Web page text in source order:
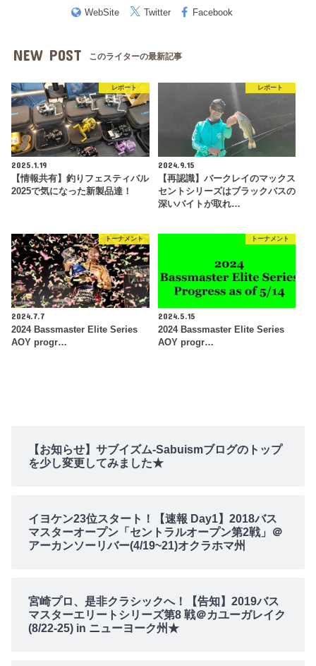
WebSite Twitter Facebook
NEW POST このライターの最新記事
レポート
2025.1.19
【情報共有】釣りフェスティバル
2025で気になった新製品達！
レポート
2024.9.15
【再認識】バークレイのマックス
セントシリーズはブラックバスの
深いバイトが取れ…
トーナメント
2024.7.7
2024 Bassmaster Elite Series
AOY progr…
トーナメント
2024.5.15
2024 Bassmaster Elite Series
AOY progr…
【お知らせ】サブイズム-Sabuismブログのトップ
を少し変更してみました★
イヨケン23位スタート！【速報 Day1】2018バス
マスターオープン「セントラルオープン第2戦」＠
アーカンソーリバー(4/19~21)オクラホマ州
宮崎プロ、是非クラシックへ！【告知】2019バス
マスターエリートシリーズ第8 戦＠カユーガレイク
(8/22-25) in ニューヨーク州★